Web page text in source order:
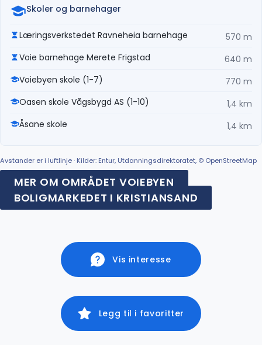
Skoler og barnehager
Læringsverkstedet Ravneheia barnehage
570 m
Voie barnehage Merete Frigstad
640 m
Voiebyen skole (1-7)
770 m
Oasen skole Vågsbygd AS (1-10)
1,4 km
Åsane skole
1,4 km
Avstander er i luftlinje · Kilder: Entur, Utdanningsdirektoratet, © OpenStreetMap
MER OM OMRÅDET VOIEBYEN
BOLIGMARKEDET I KRISTIANSAND
Vis interesse
Legg til i favoritter